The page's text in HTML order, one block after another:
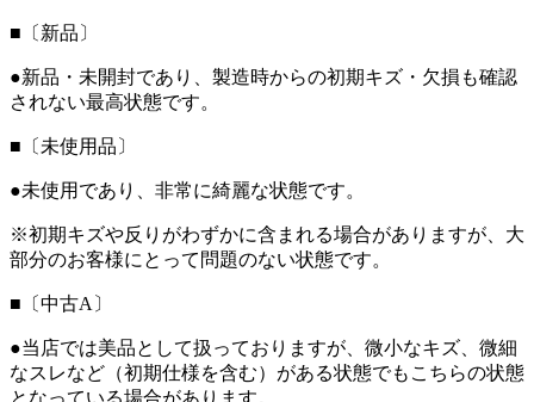
■〔新品〕
●新品・未開封であり、製造時からの初期キズ・欠損も確認
されない最高状態です。
■〔未使用品〕
●未使用であり、非常に綺麗な状態です。
※初期キズや反りがわずかに含まれる場合がありますが、大
部分のお客様にとって問題のない状態です。
■〔中古A〕
●当店では美品として扱っておりますが、微小なキズ、微細
なスレなど（初期仕様を含む）がある状態でもこちらの状態